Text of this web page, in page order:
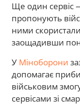
Ще один сервіс
пропонують
ними
заощадивши
​У Міноборони
допомагає
військовим
сервісами зі